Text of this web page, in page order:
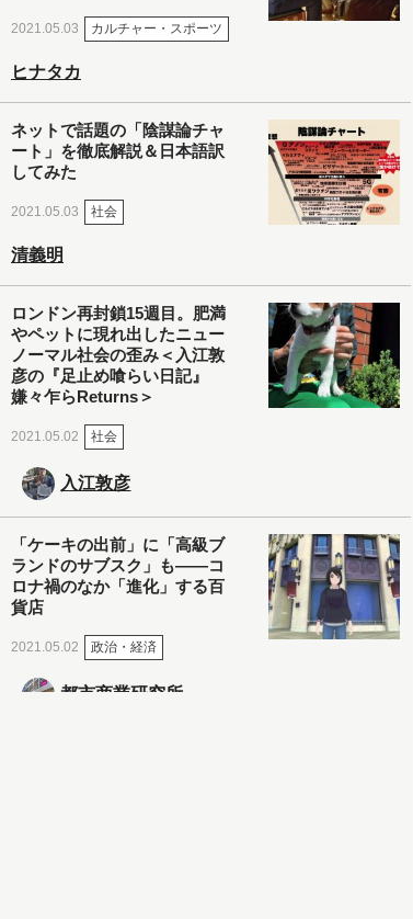
2021.05.03 カルチャー・スポーツ
ヒナタカ
ネットで話題の「陰謀論チャ
ート」を徹底解説＆日本語訳
してみた
2021.05.03 社会
清義明
ロンドン再封鎖15週目。肥満
やペットに現れ出したニュー
ノーマル社会の歪み＜入江敦
彦の『足止め喰らい日記』
嫌々乍らReturns＞
2021.05.02 社会
入江敦彦
「ケーキの出前」に「高級ブ
ランドのサブスク」も――コ
ロナ禍のなか「進化」する百
貨店
2021.05.02 政治・経済
都市商業研究所